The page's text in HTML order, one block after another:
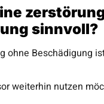
sinnvoll?
ohne Beschädigung
weiterhin nutzen